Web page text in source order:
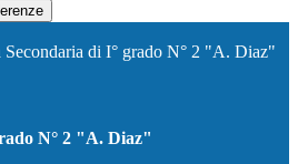
Secondaria di I° grado N° 2 "A. Diaz"
N° 2 "A. Diaz"